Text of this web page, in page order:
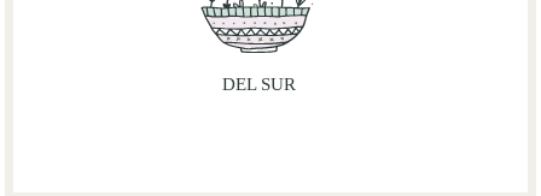
DEL SUR